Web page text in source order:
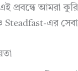
প্রবন্ধে আমরা
এর